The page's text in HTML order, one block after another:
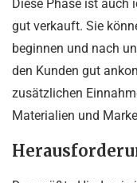
Diese Phase ist auch
gut verkauft. Sie
beginnen und nach
den Kunden gut
zusätzlichen
Materialien und